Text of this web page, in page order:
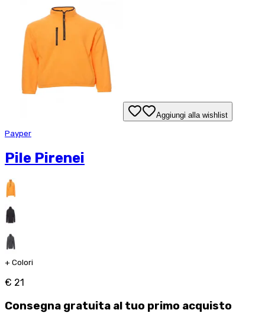
Aggiungi alla wishlist
Payper
Pile Pirenei
+ Colori
€ 21
Consegna gratuita al tuo primo acquisto